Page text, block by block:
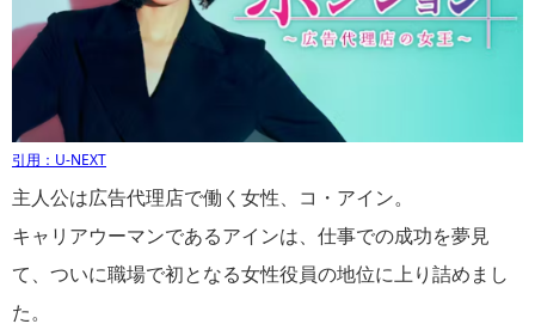
引用：U-NEXT
主人公は広告代理店で働く女性、コ・アイン。
キャリアウーマンであるアインは、仕事での成功を夢見
て、ついに職場で初となる女性役員の地位に上り詰めまし
た。